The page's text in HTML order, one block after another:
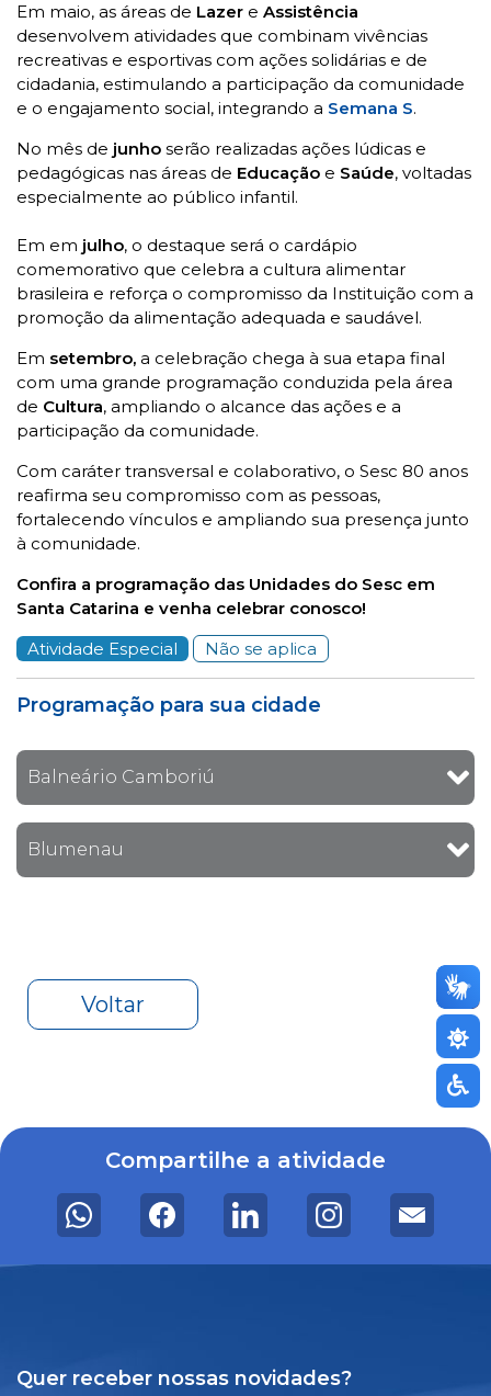
Em maio, as áreas de Lazer e Assistência
desenvolvem atividades que combinam vivências
recreativas e esportivas com ações solidárias e de
cidadania, estimulando a participação da comunidade
e o engajamento social, integrando a Semana S.
No mês de junho serão realizadas ações lúdicas e
pedagógicas nas áreas de Educação e Saúde, voltadas
especialmente ao público infantil.
Em em julho, o destaque será o cardápio
comemorativo que celebra a cultura alimentar
brasileira e reforça o compromisso da Instituição com a
promoção da alimentação adequada e saudável.
Em setembro, a celebração chega à sua etapa final
com uma grande programação conduzida pela área
de Cultura, ampliando o alcance das ações e a
participação da comunidade.
Com caráter transversal e colaborativo, o Sesc 80 anos
reafirma seu compromisso com as pessoas,
fortalecendo vínculos e ampliando sua presença junto
à comunidade.
Confira a programação das Unidades do Sesc em
Santa Catarina e venha celebrar conosco!
Atividade Especial
Não se aplica
Programação para sua cidade
Balneário Camboriú
Blumenau
Voltar
Compartilhe a atividade
Quer receber nossas novidades?